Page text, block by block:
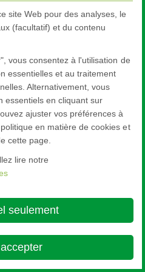
site Web pour des analyses, le
(facultatif) et du contenu
vous consentez à l'utilisation de
essentielles et au traitement
Alternativement, vous
essentiels en cliquant sur
ajuster vos préférences à
en matière de cookies et
cette page.
lire notre
seulement